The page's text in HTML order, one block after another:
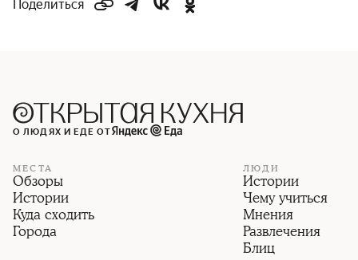
Поделиться
О ЛЮДЯХ И ЕДЕ ОТ
МЕСТА
Обзоры
Истории
Куда сходить
Города
ЛЮДИ
Истории
Чему учиться
Мнения
Развлечения
Блиц